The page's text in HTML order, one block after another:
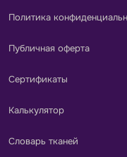
Политика
Публичная оферта
Сертификаты
Калькулятор
Словарь тканей